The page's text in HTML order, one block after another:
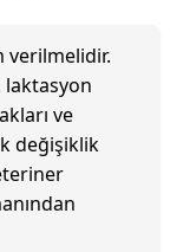
verilmelidir.
laktasyon
ve
değişiklik